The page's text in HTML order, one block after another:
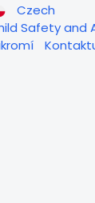
Czech
Safety and